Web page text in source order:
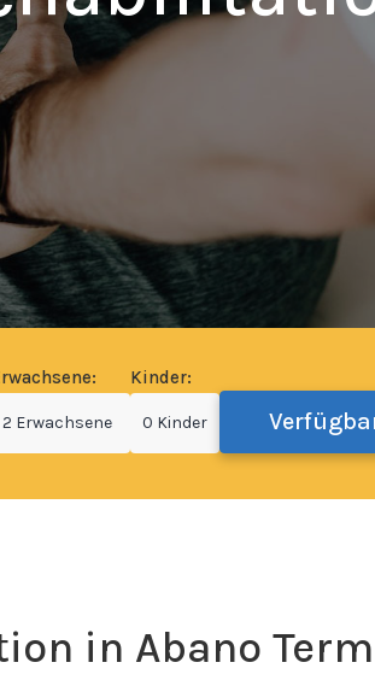
Kinder:
in Abano